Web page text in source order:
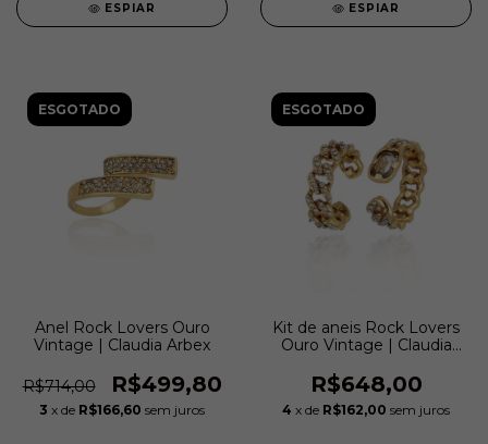
ESPIAR ESPIAR
ESGOTADO
Anel Rock Lovers Ouro
Vintage | Claudia Arbex
R$714,00 R$499,80
3 x de R$166,60 sem juros
ESGOTADO
Kit de aneis Rock Lovers
Ouro Vintage | Claudia
R$648,00
4 x de R$162,00 sem juros